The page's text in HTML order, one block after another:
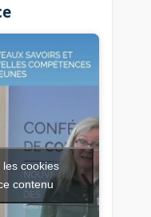
cookies
contenu